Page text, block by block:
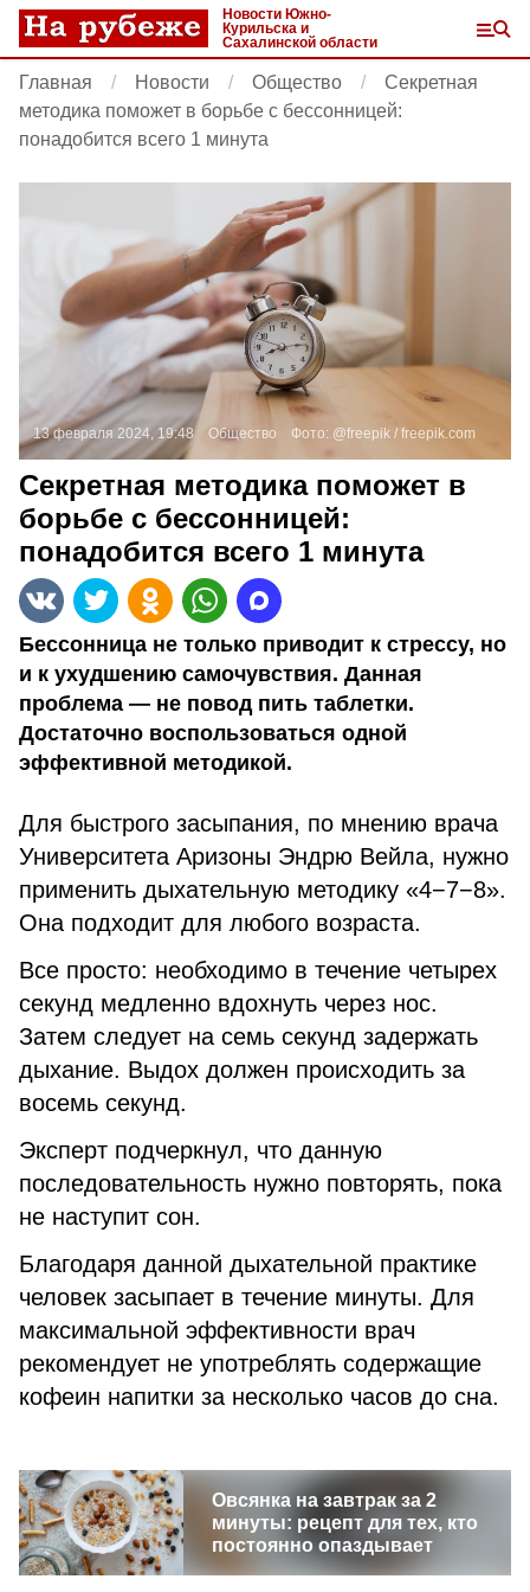
Новости Южно-
Курильска и
Сахалинской области
Главная Новости Общество
Секретная
методика поможет в борьбе с бессонницей:
понадобится всего 1 минута
13 февраля 2024, 19:48 Общество Фото: @freepik / freepik.com
Секретная методика поможет в
борьбе с бессонницей:
понадобится всего 1 минута
Бессонница не только приводит к стрессу, но
и к ухудшению самочувствия. Данная
проблема — не повод пить таблетки.
Достаточно воспользоваться одной
эффективной методикой.
Для быстрого засыпания, по мнению врача
Университета Аризоны Эндрю Вейла, нужно
применить дыхательную методику «4−7−8».
Она подходит для любого возраста.
Все просто: необходимо в течение четырех
секунд медленно вдохнуть через нос.
Затем следует на семь секунд задержать
дыхание. Выдох должен происходить за
восемь секунд.
Эксперт подчеркнул, что данную
последовательность нужно повторять, пока
не наступит сон.
Благодаря данной дыхательной практике
человек засыпает в течение минуты. Для
максимальной эффективности врач
рекомендует не употреблять содержащие
кофеин напитки за несколько часов до сна.
Овсянка на завтрак за 2
минуты: рецепт для тех, кто
постоянно опаздывает